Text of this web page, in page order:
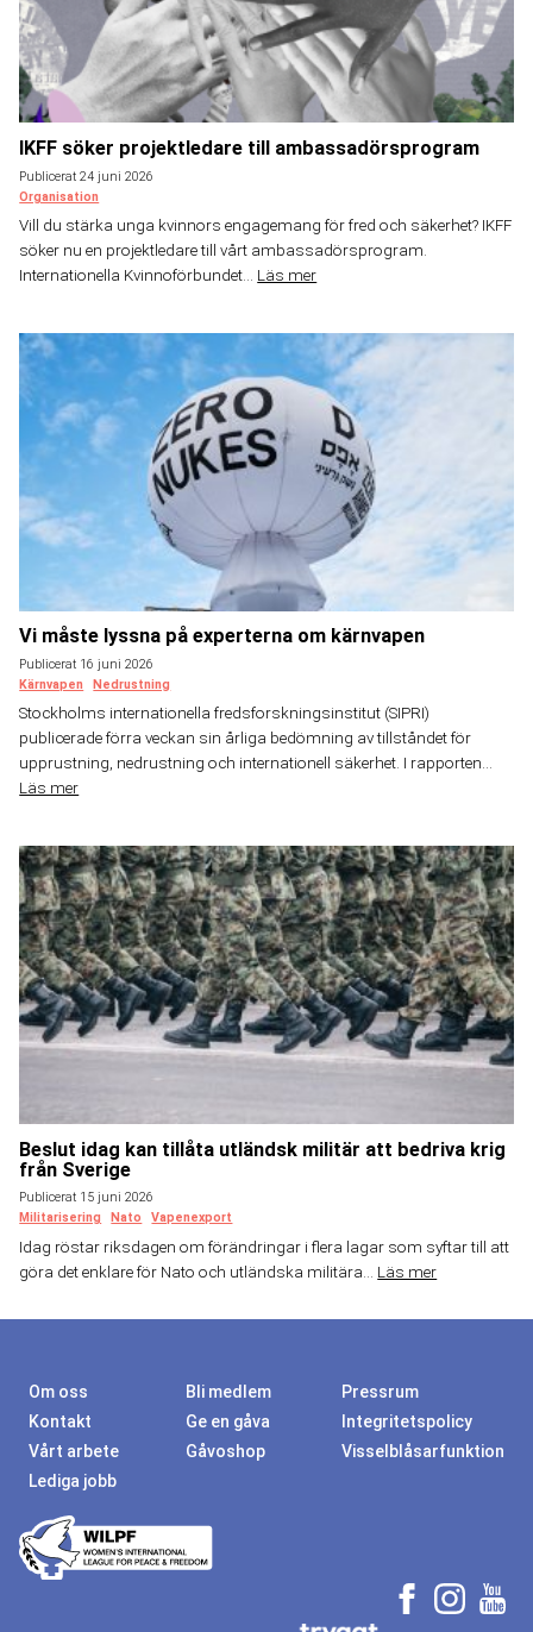
IKFF söker projektledare till ambassadörsprogram
Publicerat 24 juni 2026
Organisation
Vill du stärka unga kvinnors engagemang för fred och säkerhet? IKFF
söker nu en projektledare till vårt ambassadörsprogram.
Internationella Kvinnoförbundet... Läs mer
Vi måste lyssna på experterna om kärnvapen
Publicerat 16 juni 2026
Kärnvapen
Nedrustning
Stockholms internationella fredsforskningsinstitut (SIPRI)
publicerade förra veckan sin årliga bedömning av tillståndet för
upprustning, nedrustning och internationell säkerhet. I rapporten...
Läs mer
Beslut idag kan tillåta utländsk militär att bedriva krig
från Sverige
Publicerat 15 juni 2026
Militarisering
Nato Vapenexport
Idag röstar riksdagen om förändringar i flera lagar som syftar till att
göra det enklare för Nato och utländska militära... Läs mer
Om oss Bli medlem
Pressrum
Kontakt
Ge en gåva
Integritetspolicy
Vårt arbete
Gåvoshop
Visselblåsarfunktion
Lediga jobb